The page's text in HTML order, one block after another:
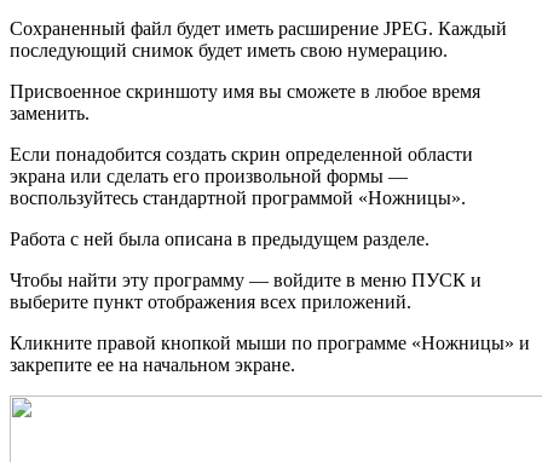
Сохраненный файл будет иметь расширение JPEG. Каждый
последующий снимок будет иметь свою нумерацию.
Присвоенное скриншоту имя вы сможете в любое время
заменить.
Если понадобится создать скрин определенной области
экрана или сделать его произвольной формы —
воспользуйтесь стандартной программой «Ножницы».
Работа с ней была описана в предыдущем разделе.
Чтобы найти эту программу — войдите в меню ПУСК и
выберите пункт отображения всех приложений.
Кликните правой кнопкой мыши по программе «Ножницы» и
закрепите ее на начальном экране.